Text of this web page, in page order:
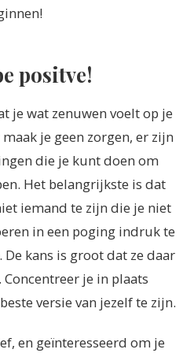
positve!
je wat zenuwen voelt op je
je geen zorgen, er zijn
die je kunt doen om
Het belangrijkste is dat
iemand te zijn die je niet
in een poging indruk te
kans is groot dat ze daar
je in plaats
versie van jezelf te zijn.
en geïnteresseerd om je